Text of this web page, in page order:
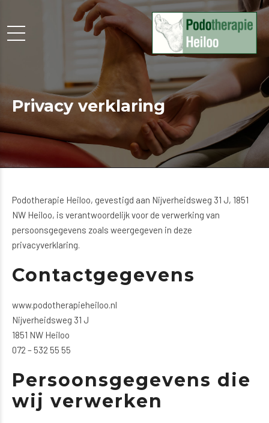
Privacy verklaring
Podotherapie Heiloo, gevestigd aan Nijverheidsweg 31 J, 1851
NW Heiloo, is verantwoordelijk voor de verwerking van
persoonsgegevens zoals weergegeven in deze
privacyverklaring.
Contactgegevens
www.podotherapieheiloo.nl
Nijverheidsweg 31 J
1851 NW Heiloo
072 – 532 55 55
Persoonsgegevens die
wij verwerken